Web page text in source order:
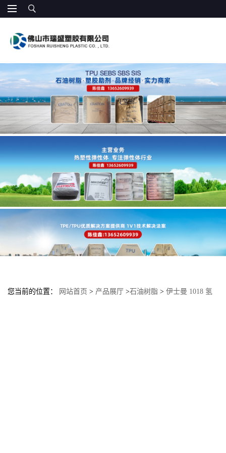
您当前的位置： 网站首页 > 产品展厅 >石油树脂 > 伊士曼 1018 氢